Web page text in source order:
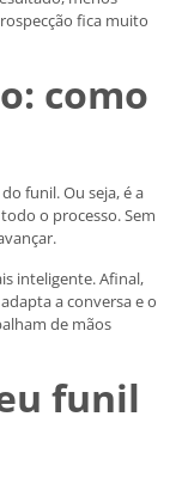
fica muito
como
funil. Ou seja, é a
o processo. Sem
inteligente. Afinal,
a conversa e o
de mãos
funil